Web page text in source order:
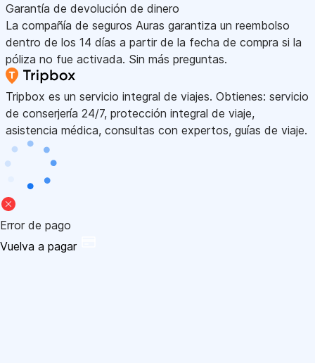
Garantía de devolución de dinero
La compañía de seguros Auras garantiza un reembolso
dentro de los 14 días a partir de la fecha de compra si la
póliza no fue activada. Sin más preguntas.
Tripbox es un servicio integral de viajes. Obtienes: servicio
de conserjería 24/7, protección integral de viaje,
asistencia médica, consultas con expertos, guías de viaje.
Error de pago
Vuelva a pagar